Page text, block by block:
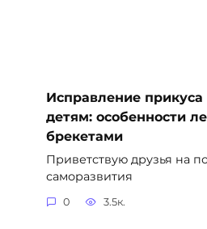
Исправление
детям: особенности
брекетами
Приветствую друзья на
саморазвития
0 3.5к.